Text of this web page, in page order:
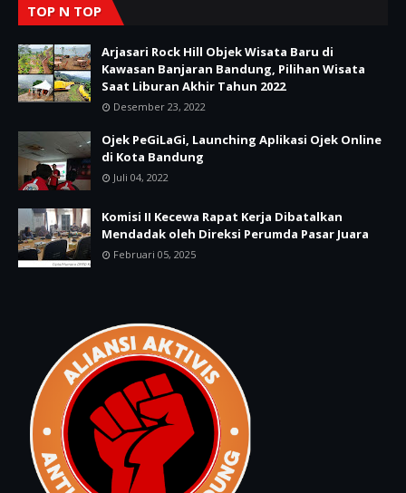
TOP N TOP
Arjasari Rock Hill Objek Wisata Baru di
Kawasan Banjaran Bandung, Pilihan Wisata
Saat Liburan Akhir Tahun 2022
Desember 23, 2022
Ojek PeGiLaGi, Launching Aplikasi Ojek Online
di Kota Bandung
Juli 04, 2022
Komisi II Kecewa Rapat Kerja Dibatalkan
Mendadak oleh Direksi Perumda Pasar Juara
Februari 05, 2025